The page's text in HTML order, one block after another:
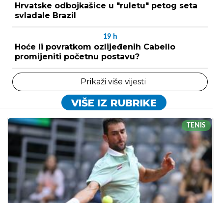
Hrvatske odbojkašice u "ruletu" petog seta
svladale Brazil
19 h
Hoće li povratkom ozlijeđenih Cabello
promijeniti početnu postavu?
Prikaži više vijesti
VIŠE IZ RUBRIKE
TENIS